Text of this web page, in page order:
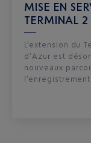
MISE EN
TERMINAL 2
L’extension du
d’Azur est
nouveaux